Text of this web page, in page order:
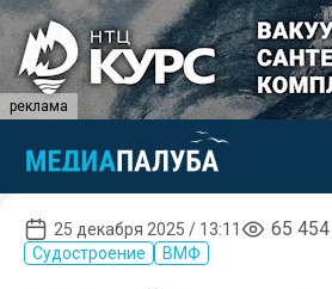
реклама
25 декабря 2025 / 13:11 65 454
Судостроение ВМФ